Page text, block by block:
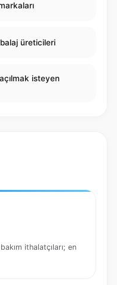
üreticileri
isteyen
ithalatçıları; en